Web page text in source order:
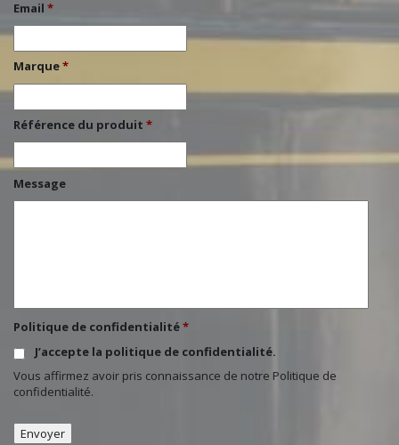
Email *
Marque*
Référence du produit *
Message
Politique de confidentialité*
J’accepte la politique de confidentialité.
Vous affirmez avoir pris connaissance de notre Politique de
confidentialité.